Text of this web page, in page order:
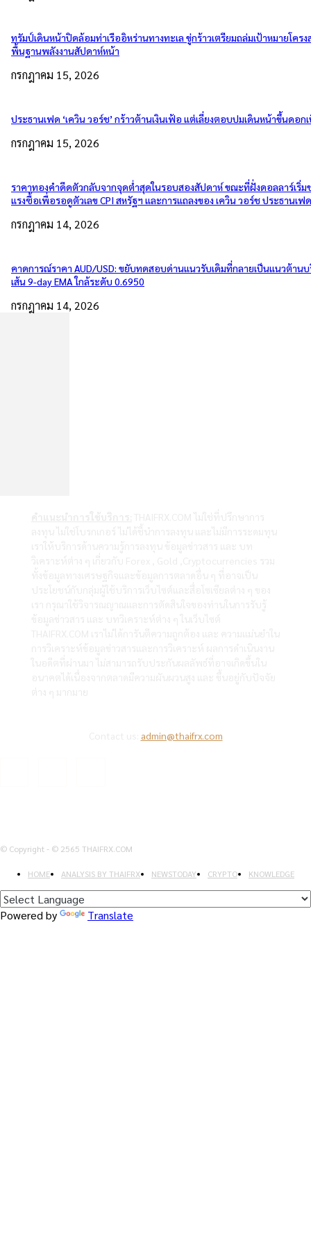
ทรัมป์เดินหน้าปิดล้อมท่าเรืออิหร่านทางทะเล ขู่กร้าวเตรียมถล่มเป้าหมายโครง
พื้นฐานพลังงานสัปดาห์หน้า
กรกฎาคม 15, 2026
ประธานเฟด ‘เควิน วอร์ช’ กร้าวต้านเงินเฟ้อ แต่เลี่ยงตอบปมเดินหน้าขึ้นดอก
กรกฎาคม 15, 2026
ราคาทองคำดีดตัวกลับจากจุดต่ำสุดในรอบสองสัปดาห์ ขณะที่ฝั่งดอลลาร์เริ่ม
แรงซื้อเพื่อรอดูตัวเลข CPI สหรัฐฯ และการแถลงของ เควิน วอร์ช ประธานเฟด
กรกฎาคม 14, 2026
คาดการณ์ราคา AUD/USD: ขยับทดสอบด่านแนวรับเดิมที่กลายเป็นแนวต้านบ
เส้น 9-day EMA ใกล้ระดับ 0.6950
กรกฎาคม 14, 2026
admin@thaifrx.com
© Copyright - © 2565 THAIFRX.COM
HOME ANALYSIS BY THAIFRX NEWSTODAY CRYPTO KNOWLEDGE
Powered by Translate